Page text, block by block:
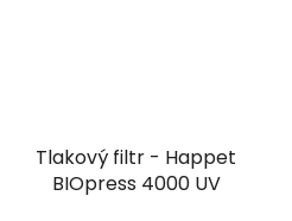
Tlakový filtr - Happet
BIOpress 4000 UV